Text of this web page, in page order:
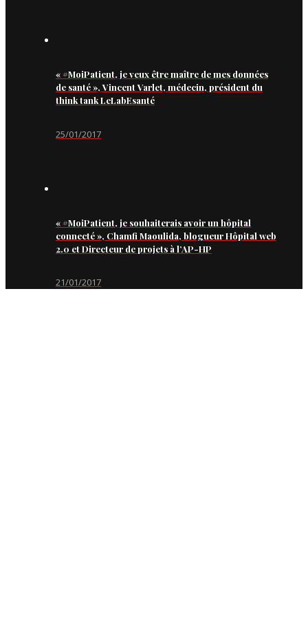
« #MoiPatient, je veux être maître de mes données
de santé », Vincent Varlet, médecin, président du
think tank LeLabEsanté
25/01/2017
« #MoiPatient, je souhaiterais avoir un hôpital
connecté », Chamfi Maoulida, blogueur Hôpital web
2.0 et Directeur de projets à l’AP-HP
21/01/2017